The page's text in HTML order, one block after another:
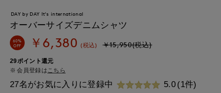
DAY by DAY It's international
オーバーサイズデニムシャツ
60%
OFF
￥6,380 (税込) ￥15,950(税込)
29ポイント還元
会員登録は こちら
27名がお気に入りに登録中 5.0 (1件)